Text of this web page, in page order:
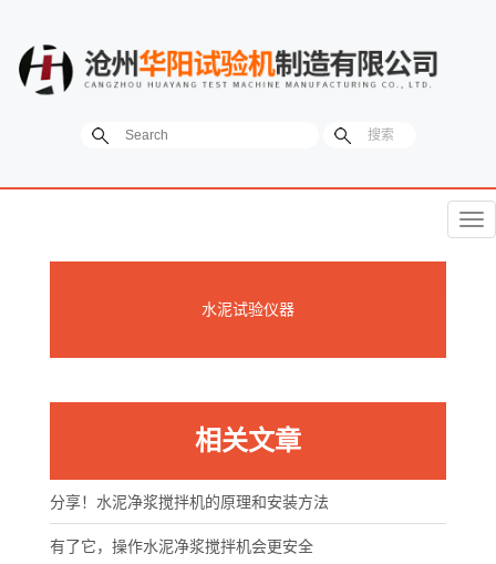
菜
水泥试验仪器
相关文章
分享！水泥净浆搅拌机的原理和安装方法
有了它，操作水泥净浆搅拌机会更安全